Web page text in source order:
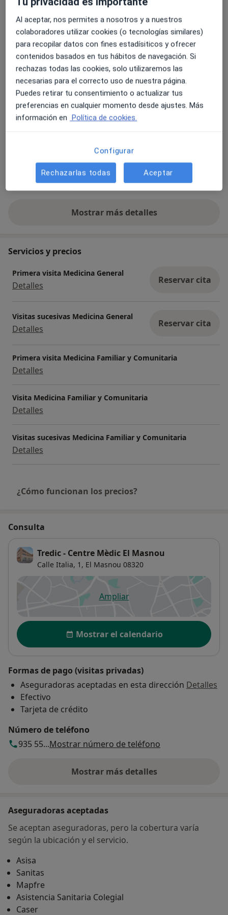
Bronquitis Diabetes tipo 2
Hipertensión
Tipos de consulta
PresencialVer direcciones (1)
Fotos y vídeos
Ver galería (1)
Mostrar más detalles
sobre la experiencia
Servicios y precios
Primera visita Medicina General
Detalles Reservar cita
Visitas sucesivas Medicina General
Detalles Reservar cita
Primera visita Medicina Familiar y Comunitaria
Detalles
Visita Medicina Familiar y Comunitaria
Detalles
Visitas sucesivas Medicina Familiar y Comunitaria
Detalles
¿Cómo funcionan los precios?
Consulta
Tredic - Centre Mèdic El Masnou
Calle Italia, 1, El Masnou 08320
Ampliarse abre en una nueva
Disponibilidad
Mostrar el calendario
Formas de pago (visitas privadas)
Aseguradoras aceptadas en esta dirección Detalles
Efectivo
Tarjeta de crédito
Número de teléfono
935 55...Mostrar número de teléfono
Mostrar más detalles
sobre la dirección
Aseguradoras aceptadas
Se aceptan aseguradoras, pero la cobertura varía
según la ubicación y el servicio.
Asisa
Sanitas
Mapfre
Asistencia Sanitaria Colegial
Caser
Al aceptar, nos permites a nosotros y a nuestros
colaboradores utilizar cookies (o tecnologías similares)
para recopilar datos con fines estadísiticos y ofrecer
contenidos basados en tus hábitos de navegación. Si
rechazas todas las cookies, solo utilizaremos las
necesarias para el correcto uso de nuestra página.
Puedes retirar tu consentimiento o actualizar tus
preferencias en cualquier momento desde ajustes. Más
información en Política de cookies.
Configurar
Rechazarlas todas Aceptar